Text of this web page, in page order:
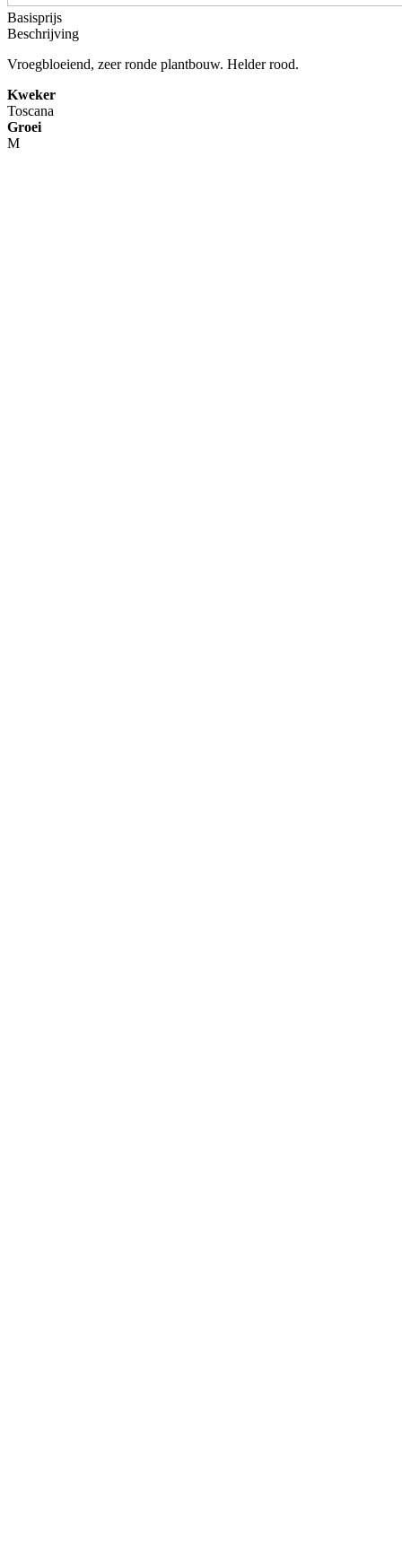
Basisprijs
Beschrijving
Vroegbloeiend, zeer ronde plantbouw. Helder rood.
Kweker
Toscana
Groei
M